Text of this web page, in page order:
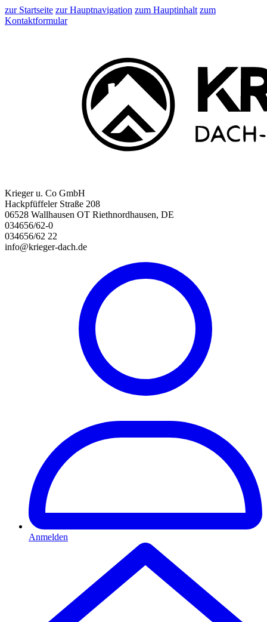
zur Startseite zur Hauptnavigation zum Hauptinhalt zum
Kontaktformular
Krieger u. Co GmbH
Hackpfüffeler Straße 208
06528 Wallhausen OT Riethnordhausen, DE
034656/62-0
034656/62 22
info@krieger-dach.de
Anmelden